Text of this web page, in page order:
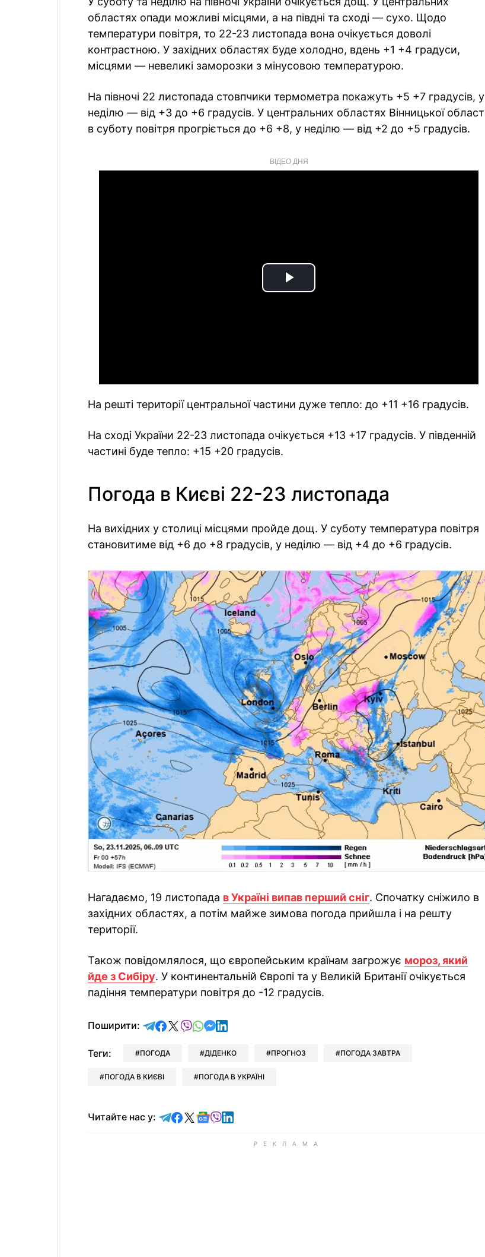
областях опади можливі місцями, а на півдні та сході — сухо. Щодо
температури повітря, то 22-23 листопада вона очікується доволі
контрастною. У західних областях буде холодно, вдень +1 +4 градуси,
місцями — невеликі заморозки з мінусовою температурою.
На півночі 22 листопада стовпчики термометра покажуть +5 +7 градусів, у
неділю — від +3 до +6 градусів. У центральних областях Вінницької
в суботу повітря прогріється до +6 +8, у неділю — від +2 до +5 градусів.
ВІДЕО ДНЯ
Play
На решті території центральної частини дуже тепло: до +11 +16 градусів.
На сході України 22-23 листопада очікується +13 +17 градусів. У південній
частині буде тепло: +15 +20 градусів.
Погода в Києві 22-23 листопада
На вихідних у столиці місцями пройде дощ. У суботу температура повітря
становитиме від +6 до +8 градусів, у неділю — від +4 до +6 градусів.
Нагадаємо, 19 листопада в Україні випав перший сніг. Спочатку сніжило в
західних областях, а потім майже зимова погода прийшла і на решту
території.
Також повідомлялося, що європейським країнам загрожує мороз, який
йде з Сибіру. У континентальній Європі та у Великій Британії очікується
падіння температури повітря до -12 градусів.
Поширити: відправити у Telegram
поділитись у Facebook
поділитись у X
відправити у Viber
відправити у Whatsapp
відправити у Messenger
відправити у LinkedIn
Теги: ПОГОДА ДІДЕНКО ПРОГНОЗ ПОГОДА ЗАВТРА
ПОГОДА В КИЄВІ ПОГОДА В УКРАЇНІ
Читайте нас у: Читайте у Telegram
Читайте у Facebook
Читайте у X
Читайте у Google news
Читайте у Viber
Читайте у LinkedIn